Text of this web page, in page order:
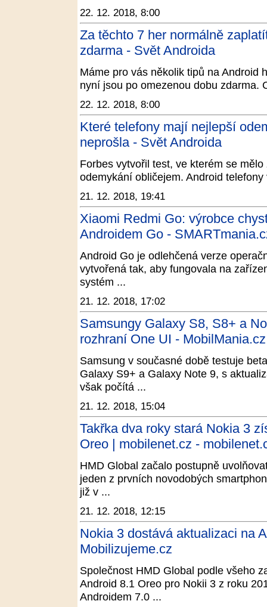
22. 12. 2018, 8:00
Za těchto 7 her normálně
zdarma - Svět Androida
Máme pro vás několik tipů na Android
nyní jsou po omezenou dobu zdarma.
22. 12. 2018, 8:00
Které telefony mají nejlepší
neprošla - Svět Androida
Forbes vytvořil test, ve kterém se
odemykání obličejem. Android
21. 12. 2018, 19:41
Xiaomi Redmi Go: výrobce
Androidem Go -
Android Go je odlehčená verze
vytvořená tak, aby fungovala na
systém ...
21. 12. 2018, 17:02
Samsungy Galaxy S8, S8+ a
rozhraní One UI - MobilMania.cz
Samsung v současné době testuje
Galaxy S9+ a Galaxy Note 9, s
však počítá ...
21. 12. 2018, 15:04
Takřka dva roky stará Nokia 3
Oreo | mobilenet.cz -
HMD Global začalo postupně
jeden z prvních novodobých
již v ...
21. 12. 2018, 12:15
Nokia 3 dostává aktualizaci na
Mobilizujeme.cz
Společnost HMD Global podle všeho
Android 8.1 Oreo pro Nokii 3 z roku
Androidem 7.0 ...